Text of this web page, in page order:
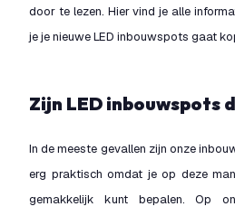
door te lezen. Hier vind je alle
je je nieuwe LED inbouwspots gaat
Zijn LED inbouwspots
In de meeste gevallen zijn onze
erg praktisch omdat je op deze
gemakkelijk kunt bepalen. Op